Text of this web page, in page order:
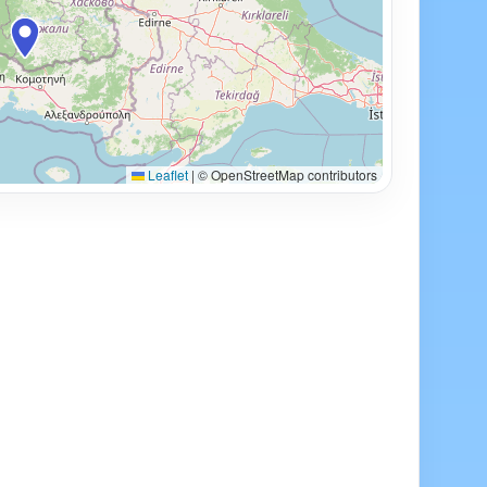
Leaflet | © OpenStreetMap contributors